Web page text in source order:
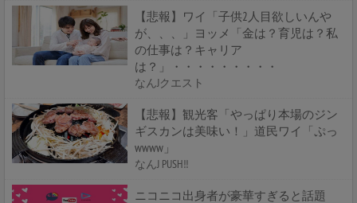
【悲報】ワイ「子供2人目欲しいんや
が、、、」ヨッメ「金は？育児は？私
の仕事は？キャリア
は？」・・・・・・・・・
なんJクエスト
【悲報】観光客「やっぱり本場のジン
ギスカンは美味い！」道民ワイ「ぷっ
wwww」
なんJ PUSH!!
ニコニコ出身者が豪華すぎると話題